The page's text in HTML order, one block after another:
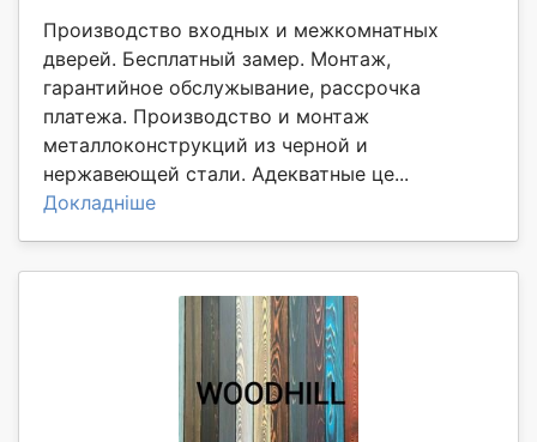
Производство входных и межкомнатных
дверей. Бесплатный замер. Монтаж,
гарантийное обслужывание, рассрочка
платежа. Производство и монтаж
металлоконструкций из черной и
нержавеющей стали. Адекватные це...
Докладніше